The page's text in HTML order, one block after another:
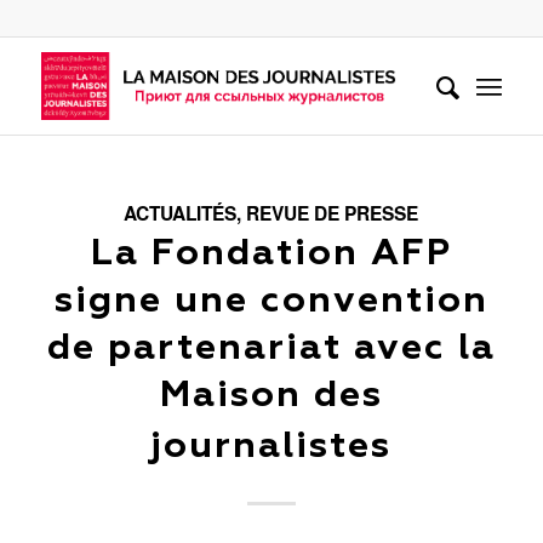
ACTUALITÉS, REVUE DE PRESSE
La Fondation AFP
signe une convention
de partenariat avec la
Maison des
journalistes